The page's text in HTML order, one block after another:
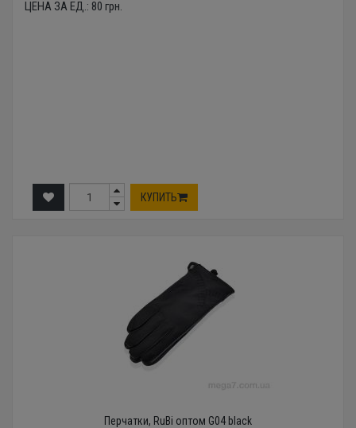
ЦЕНА ЗА ЕД.: 80 грн.
КУПИТЬ
Перчатки, RuBi оптом G04 black